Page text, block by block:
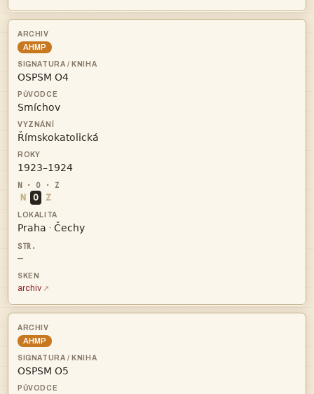
AHMP




N O Z
 · 
—
archiv
AHMP
